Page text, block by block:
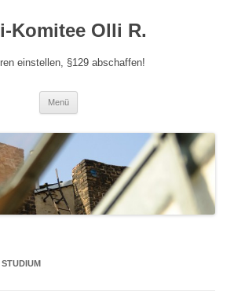
Komitee Olli R.
einstellen, §129 abschaffen!
Menü
STUDIUM